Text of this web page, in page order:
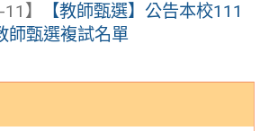
】
【教師甄選】公告本校111
師甄選複試名單